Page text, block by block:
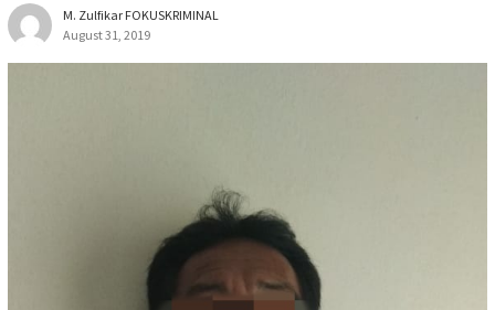
M. Zulfikar FOKUSKRIMINAL
August 31, 2019